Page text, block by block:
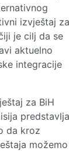
izvještaj za
je cilj da se
aktuelno
integracije
za BiH
predstavlja
da kroz
možemo